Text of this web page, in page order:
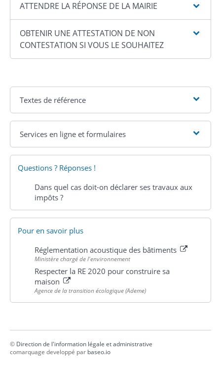
ATTENDRE LA RÉPONSE DE LA MAIRIE
OBTENIR UNE ATTESTATION DE NON
CONTESTATION SI VOUS LE SOUHAITEZ
Textes de référence
Services en ligne et formulaires
Questions ? Réponses !
Dans quel cas doit-on déclarer ses travaux aux
impôts ?
Pour en savoir plus
Réglementation acoustique des bâtiments
Ministère chargé de l'environnement
Respecter la RE 2020 pour construire sa
maison
Agence de la transition écologique (Ademe)
© Direction de l'information légale et administrative
comarquage developpé par baseo.io